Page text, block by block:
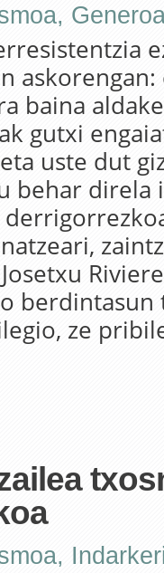
,
baina
gutxi
uste dut
behar direla
ze
,